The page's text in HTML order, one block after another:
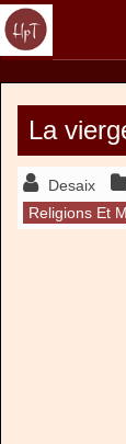
La
Desaix
Religions Et